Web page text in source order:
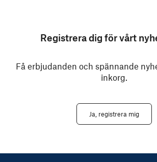
Registrera dig för vårt
Få erbjudanden och spännande
inkorg.
Ja, registrera mig